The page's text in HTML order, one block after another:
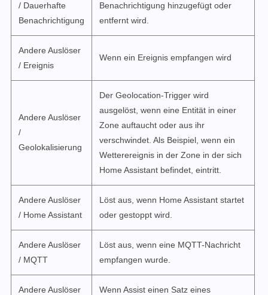
/ Dauerhafte
Benachrichtigung
Benachrichtigung hinzugefügt oder
entfernt wird.
Andere Auslöser
/ Ereignis
Wenn ein Ereignis empfangen wird
Andere Auslöser
/
Geolokalisierung
Der Geolocation-Trigger wird
ausgelöst, wenn eine Entität in einer
Zone auftaucht oder aus ihr
verschwindet. Als Beispiel, wenn ein
Wetterereignis in der Zone in der sich
Home Assistant befindet, eintritt.
Andere Auslöser
/ Home Assistant
Löst aus, wenn Home Assistant startet
oder gestoppt wird.
Andere Auslöser
/ MQTT
Löst aus, wenn eine MQTT-Nachricht
empfangen wurde.
Andere Auslöser
Wenn Assist einen Satz eines